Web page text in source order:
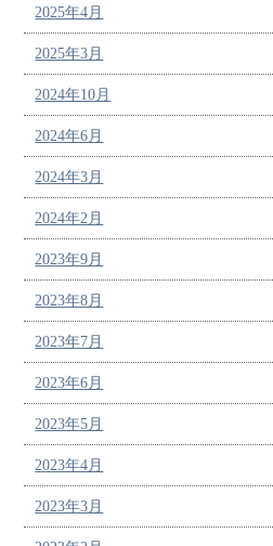
2025年4月
2025年3月
2024年10月
2024年6月
2024年3月
2024年2月
2023年9月
2023年8月
2023年7月
2023年6月
2023年5月
2023年4月
2023年3月